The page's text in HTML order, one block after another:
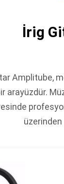
İrig
Amplitube,